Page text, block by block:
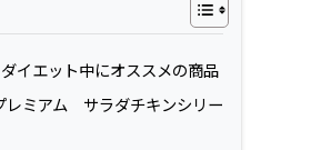
イエット中にオススメの商品
レミアム サラダチキンシリー